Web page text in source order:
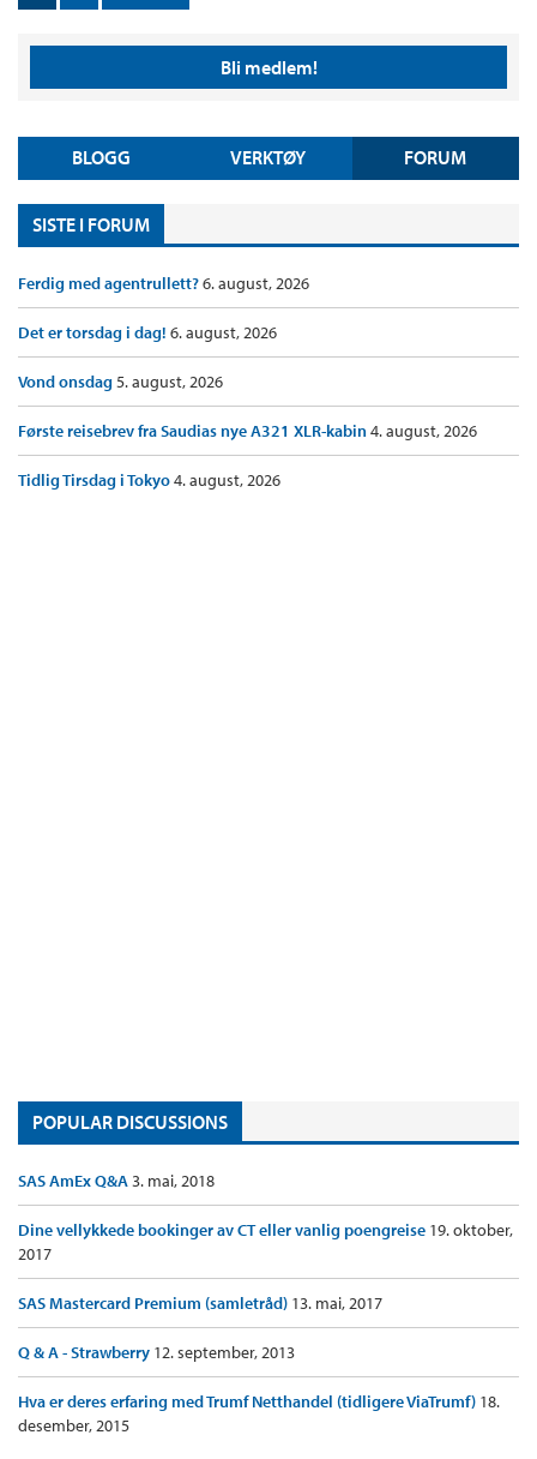
Bli medlem!
BLOGG VERKTØY FORUM
SISTE I FORUM
Ferdig med agentrullett?6. august, 2026
Det er torsdag i dag! 6. august, 2026
Vond onsdag5. august, 2026
Første reisebrev fra Saudias nye A321 XLR-kabin4. august, 2026
Tidlig Tirsdag i Tokyo4. august, 2026
POPULAR DISCUSSIONS
SAS AmEx Q&A3. mai, 2018
Dine vellykkede bookinger av CT eller vanlig poengreise 19. oktober,
2017
SAS Mastercard Premium (samletråd) 13. mai, 2017
Q & A - Strawberry 12. september, 2013
Hva er deres erfaring med Trumf Netthandel (tidligere ViaTrumf) 18.
desember, 2015